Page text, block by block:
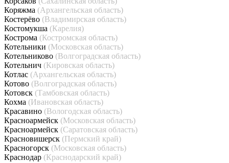
Коряжма (Архангельская область)
Костерёво (Владимирская область)
Костомукша (Карелия)
Кострома (Костромская область)
Котельники (Московская область)
Котельниково (Волгоградская область)
Котельнич (Кировская область)
Котлас (Архангельская область)
Котово (Волгоградская область)
Котовск (Тамбовская область)
Кохма (Ивановская область)
Красавино (Вологодская область)
Красноармейск (Московская область)
Красноармейск (Саратовская область)
Красновишерск (Пермский край)
Красногорск (Московская область)
Краснодар (Краснодарский край)